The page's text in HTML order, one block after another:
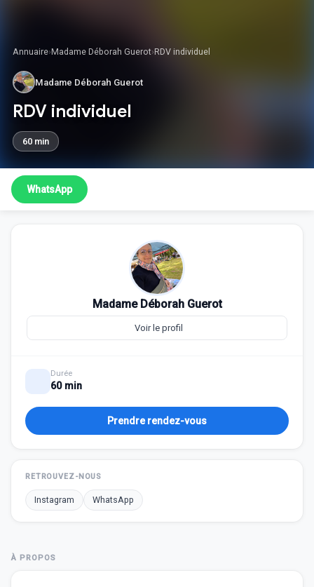
Annuaire›Madame Déborah Guerot›RDV individuel
Madame Déborah Guerot
RDV individuel
60 min
WhatsApp
À PROPOS
Madame Déborah Guerot
Voir le profil
Durée
60 min
Prendre rendez-vous
RETROUVEZ-NOUS
Instagram WhatsApp